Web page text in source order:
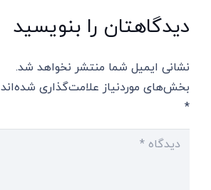
دیدگاهتان را بنویسید
نشانی ایمیل شما منتشر نخواهد شد.
بخش‌های موردنیاز علامت‌گذاری شده‌اند
*